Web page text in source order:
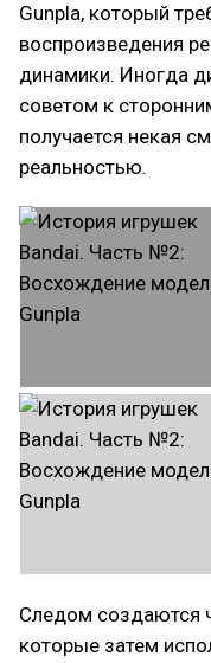
Gunpla, который
воспроизведения
динамики. Иногда
советом к
получается некая
реальностью.
Следом создаются
которые затем